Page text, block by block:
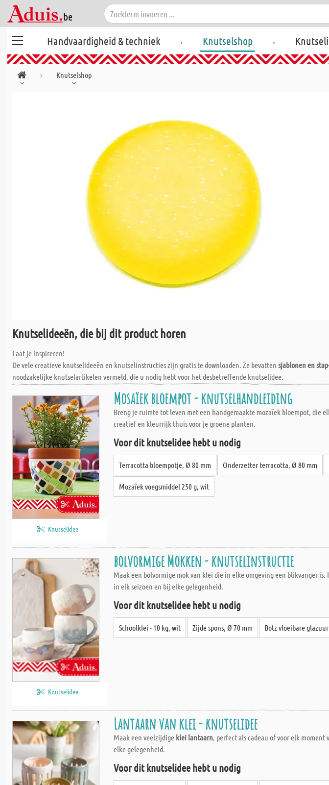
Handvaardigheid & techniek . Knutselshop .
Knutselshop
Knutselideeën, die bij dit product horen
Laat je inspireren!
De vele creatieve knutselideeën en knutselinstructies zijn gratis te downloaden. Ze bevatten sjablonen en
noodzakelijke knutselartikelen vermeld, die u nodig hebt voor het desbetreffende knutselidee.
Knutselidee
Mosaïek bloempot - knutselhandleiding
Breng je ruimte tot leven met een handgemaakte mozaïek bloempot, die
creatief en kleurrijk thuis voor je groene planten.
Voor dit knutselidee hebt u nodig
Terracotta bloempotje, Ø 80 mm Onderzetter terracotta, Ø 80 mm
Mozaïek voegsmiddel 250 g, wit
Knutselidee
bolvormige Mokken - knutselinstructie
Maak een bolvormige mok van klei die in elke omgeving een blikvanger
in elk seizoen en bij elke gelegenheid.
Voor dit knutselidee hebt u nodig
Schoolklei - 10 kg, wit Zijde spons, Ø 70 mm Botz vloeibare
Lantaarn van klei - knutselidee
Maak een veelzijdige klei lantaarn, perfect als cadeau of voor elk
elke gelegenheid.
Voor dit knutselidee hebt u nodig